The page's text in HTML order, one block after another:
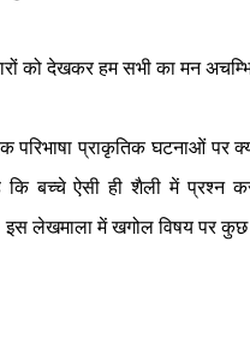
को देखकर हम सभी का मन
परिभाषा प्राकृतिक घटनाओं पर
कि बच्चे ऐसी ही शैली में प्रश्न
लेखमाला में खगोल विषय पर कुछ